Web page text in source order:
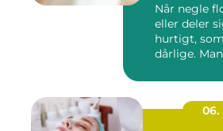
Når negle
eller deler
hurtigt,
dårlige.
06.